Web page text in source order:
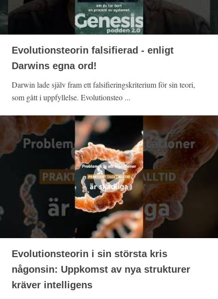
Evolutionsteorin falsifierad - enligt
Darwins egna ord!
Darwin lade själv fram ett falsifieringskriterium för sin teori,
som gått i uppfyllelse. Evolutionsteo ...
Evolutionsteorin i sin största kris
någonsin: Uppkomst av nya strukturer
kräver intelligens